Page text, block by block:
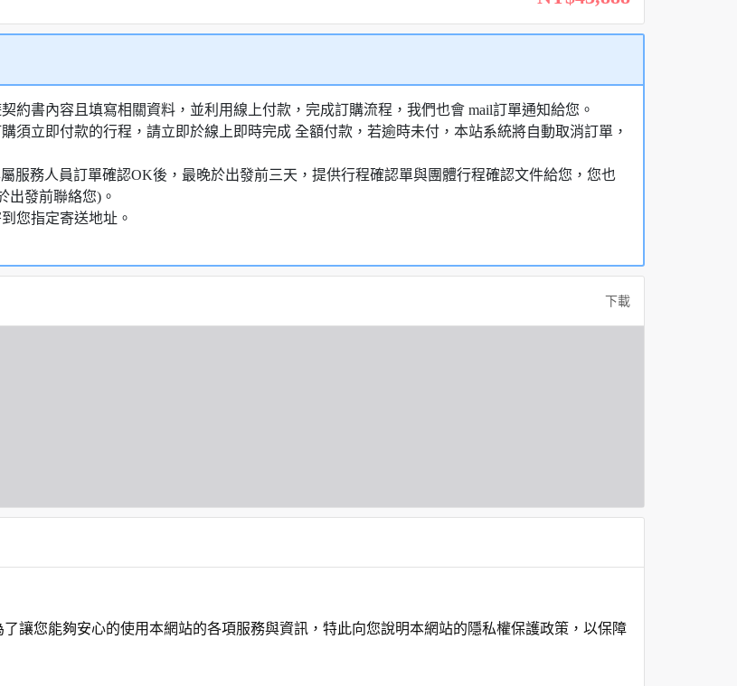
約書內容且填寫相關資料，並利用線上付款，完成訂購流程，我們也會 mail訂單通知給您。
須立即付款的行程，請立即於線上即時完成 全額付款，若逾時未付，本站系統將自動取消訂單，
服務人員訂單確認OK後，最晚於出發前三天，提供行程確認單與團體行程確認文件給您，您也
出發前聯絡您)。
您指定寄送地址。
下載
讓您能夠安心的使用本網站的各項服務與資訊，特此向您說明本網站的隱私權保護政策，以保障